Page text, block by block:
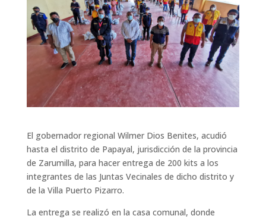
El gobernador regional Wilmer Dios Benites, acudió
hasta el distrito de Papayal, jurisdicción de la provincia
de Zarumilla, para hacer entrega de 200 kits a los
integrantes de las Juntas Vecinales de dicho distrito y
de la Villa Puerto Pizarro.
La entrega se realizó en la casa comunal, donde